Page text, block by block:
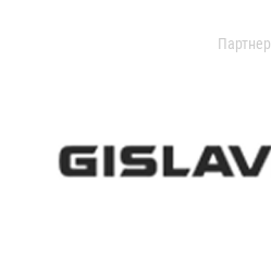
Партнер